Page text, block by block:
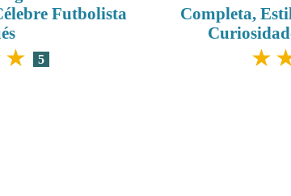
Futbolista
★ 5
Completa,
★